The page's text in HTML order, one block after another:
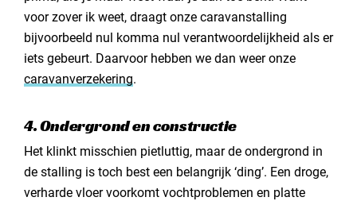
voor zover ik weet, draagt onze caravanstalling
bijvoorbeeld nul komma nul verantwoordelijkheid als er
iets gebeurt. Daarvoor hebben we dan weer onze
caravanverzekering.
4. Ondergrond en constructie
Het klinkt misschien pietluttig, maar de ondergrond in
de stalling is toch best een belangrijk ‘ding’. Een droge,
verharde vloer voorkomt vochtproblemen en platte